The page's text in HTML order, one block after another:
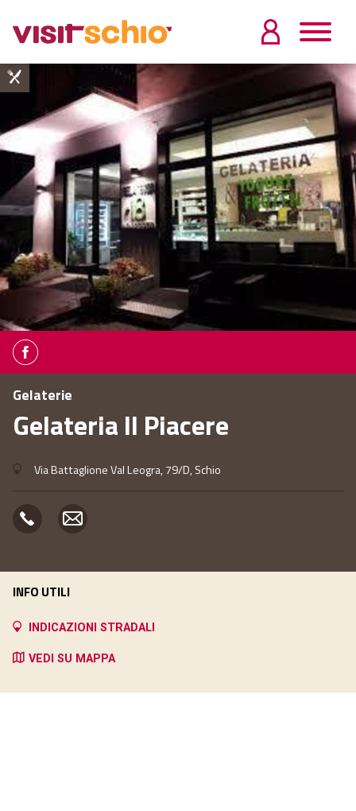
Gelaterie
Gelateria Il Piacere
Via Battaglione Val Leogra, 79/D, Schio
INFO UTILI
INDICAZIONI STRADALI
VEDI SU MAPPA